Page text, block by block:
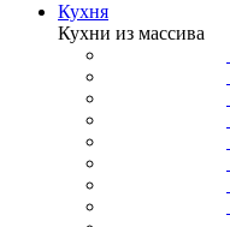
Кухня
Кухни из массива